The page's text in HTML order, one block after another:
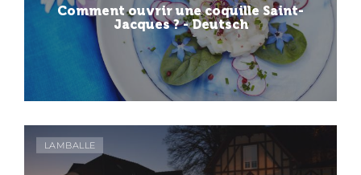
Comment ouvrir une coquille Saint-
Jacques ? - Deutsch
LAMBALLE